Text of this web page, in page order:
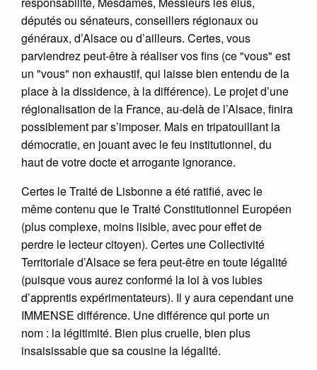
députés ou sénateurs, conseillers régionaux ou
généraux, d’Alsace ou d’ailleurs. Certes, vous
parviendrez peut-être à réaliser vos fins (ce "vous" est
un "vous" non exhaustif, qui laisse bien entendu de la
place à la dissidence, à la différence). Le projet d’une
régionalisation de la France, au-delà de l’Alsace, finira
possiblement par s’imposer. Mais en tripatouillant la
démocratie, en jouant avec le feu institutionnel, du
haut de votre docte et arrogante ignorance.
Certes le Traité de Lisbonne a été ratifié, avec le
même contenu que le Traité Constitutionnel Européen
(plus complexe, moins lisible, avec pour effet de
perdre le lecteur citoyen). Certes une Collectivité
Territoriale d’Alsace se fera peut-être en toute légalité
(puisque vous aurez conformé la loi à vos lubies
d’apprentis expérimentateurs). Il y aura cependant une
IMMENSE différence. Une différence qui porte un
nom : la légitimité. Bien plus cruelle, bien plus
insaisissable que sa cousine la légalité.